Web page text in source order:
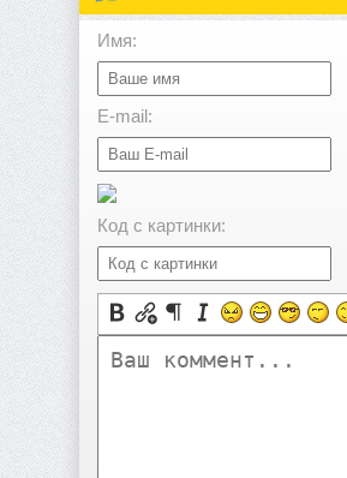
Имя:
E-mail:
Код с картинки: